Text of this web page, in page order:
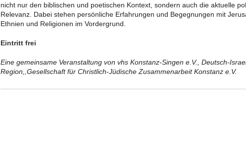
nicht nur den biblischen und poetischen Kontext, sondern auch die aktuelle
Relevanz. Dabei stehen persönliche Erfahrungen und Begegnungen mit
Ethnien und Religionen im Vordergrund.
Eintritt frei
Eine gemeinsame Veranstaltung von vhs Konstanz-Singen e.V., Deutsch-
Region,,Gesellschaft für Christlich-Jüdische Zusammenarbeit Konstanz e.V.